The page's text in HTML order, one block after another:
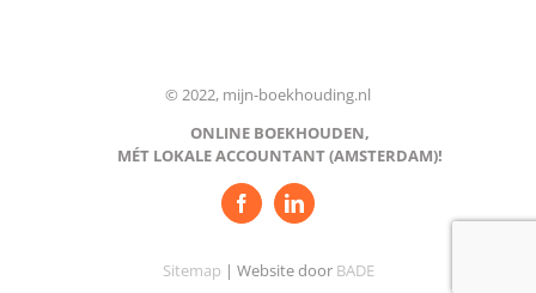
© 2022, mijn-boekhouding.nl
ONLINE BOEKHOUDEN,
MÉT LOKALE ACCOUNTANT (AMSTERDAM)!
Sitemap | Website door BADE